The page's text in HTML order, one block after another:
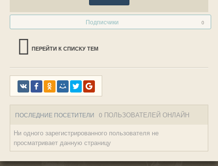
Подписчики 0
ПЕРЕЙТИ К СПИСКУ ТЕМ
ПОСЛЕДНИЕ ПОСЕТИТЕЛИ 0 ПОЛЬЗОВАТЕЛЕЙ ОНЛАЙН
Ни одного зарегистрированного пользователя не
просматривает данную страницу